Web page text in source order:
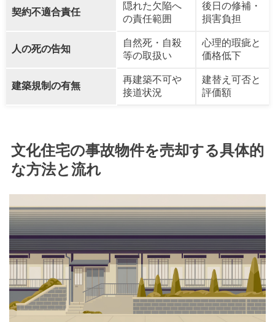
契約不適合責任
隠れた欠陥へ
の責任範囲
後日の修補・
損害負担
人の死の告知
自然死・自殺
等の取扱い
心理的瑕疵と
価格低下
建築規制の有無
再建築不可や
接道状況
建替え可否と
評価額
文化住宅の事故物件を売却する具体的
な方法と流れ